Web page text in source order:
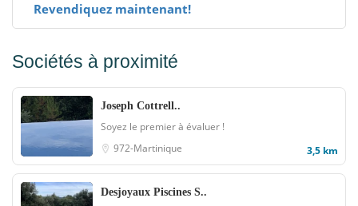
Revendiquez maintenant!
Sociétés à proximité
Joseph Cottrell..
Soyez le premier à évaluer !
972-Martinique
3,5 km
Desjoyaux Piscines S..